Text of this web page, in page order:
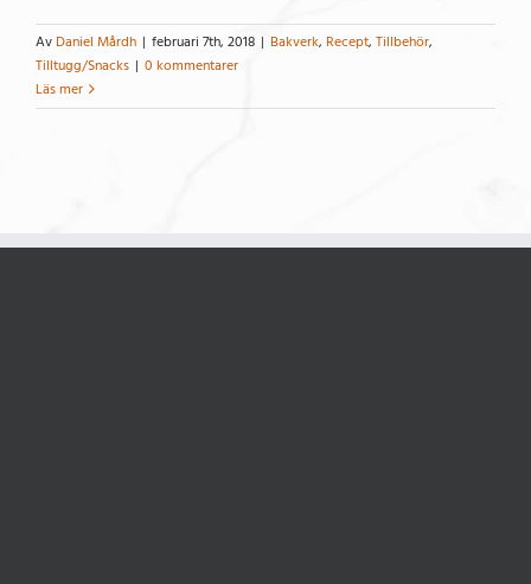
Av Daniel Mårdh | februari 7th, 2018 | Bakverk, Recept, Tillbehör,
Tilltugg/Snacks | 0 kommentarer
Läs mer